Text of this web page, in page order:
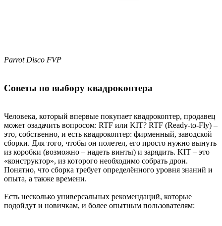
Parrot Disco FVP
Советы по выбору квадрокоптера
Человека, который впервые покупает квадрокоптер, продавец
может озадачить вопросом: RTF или KIT? RTF (Ready-to-Fly) –
это, собственно, и есть квадрокоптер: фирменный, заводской
сборки. Для того, чтобы он полетел, его просто нужно вынуть
из коробки (возможно – надеть винты) и зарядить. KIT – это
«конструктор», из которого необходимо собрать дрон.
Понятно, что сборка требует определённого уровня знаний и
опыта, а также времени.
Есть несколько универсальных рекомендаций, которые
подойдут и новичкам, и более опытным пользователям: